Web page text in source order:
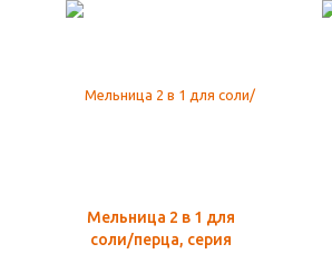
Мельница 2 в 1 для
соли/перца, серия